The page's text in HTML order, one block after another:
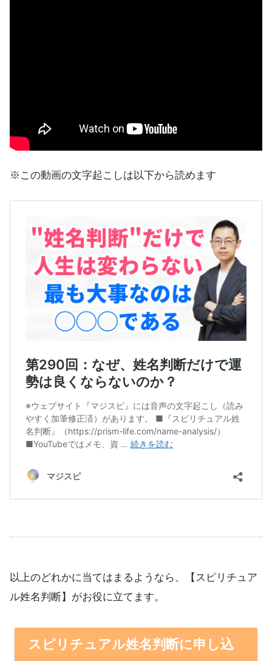
※この動画の文字起こしは以下から読めます
以上のどれかに当てはまるようなら、【スピリチュア
ル姓名判断】がお役に立てます。
スピリチュアル姓名判断に申し込